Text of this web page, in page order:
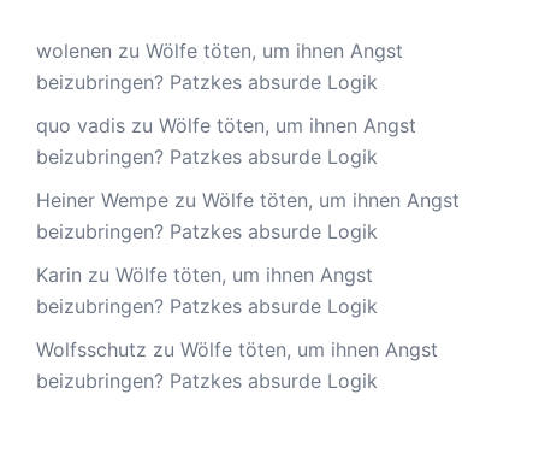
wolenen zu Wölfe töten, um ihnen Angst
beizubringen? Patzkes absurde Logik
quo vadis zu Wölfe töten, um ihnen Angst
beizubringen? Patzkes absurde Logik
Heiner Wempe zu Wölfe töten, um ihnen Angst
beizubringen? Patzkes absurde Logik
Karin zu Wölfe töten, um ihnen Angst
beizubringen? Patzkes absurde Logik
Wolfsschutz zu Wölfe töten, um ihnen Angst
beizubringen? Patzkes absurde Logik